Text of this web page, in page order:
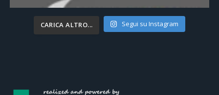
CARICA ALTRO... Segui su Instagram